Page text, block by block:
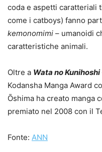
coda e aspetti caratteriali
come i catboys) fanno
kemonomimi – umanoidi
caratteristiche animali.
Oltre a Wata no Kunihoshi
Kodansha Manga Award
Ōshima ha creato manga
premiato nel 2008 con il
Fonte: ANN